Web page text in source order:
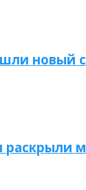
новый